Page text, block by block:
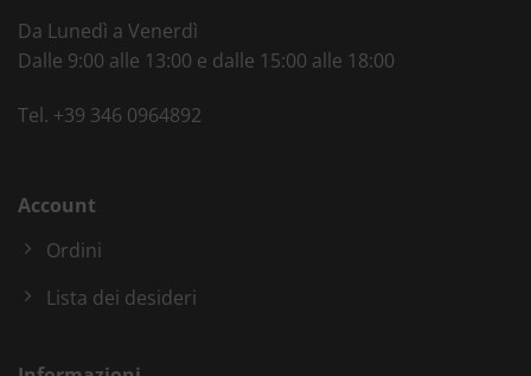
Da Lunedì a Venerdì
Dalle 9:00 alle 13:00 e dalle 15:00 alle 18:00
Tel. +39 346 0964892
Account
Ordini
Lista dei desideri